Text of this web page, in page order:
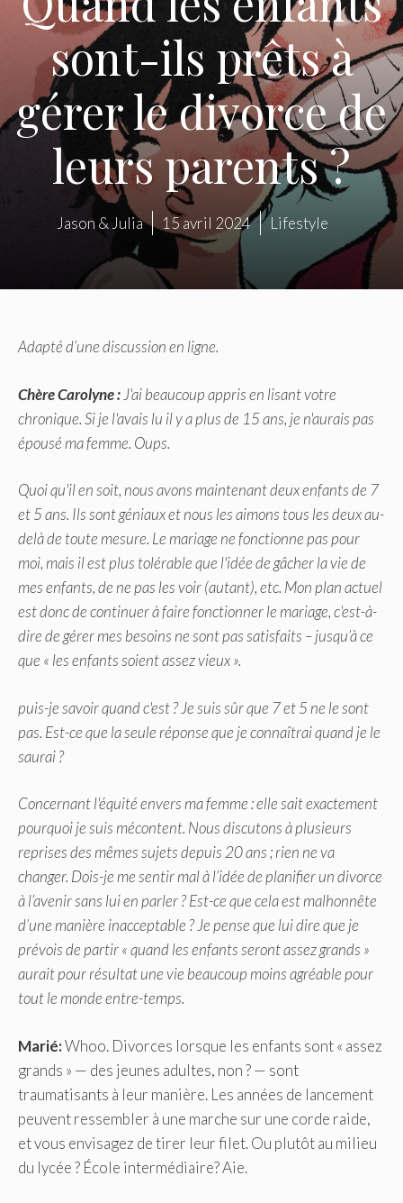
sont-ils prêts à
gérer le divorce de
leurs parents ?
Jason & Julia 15 avril 2024 Lifestyle
Adapté d’une discussion en ligne.
Chère Carolyne : J'ai beaucoup appris en lisant votre
chronique. Si je l'avais lu il y a plus de 15 ans, je n'aurais pas
épousé ma femme. Oups.
Quoi qu'il en soit, nous avons maintenant deux enfants de 7
et 5 ans. Ils sont géniaux et nous les aimons tous les deux au-
delà de toute mesure. Le mariage ne fonctionne pas pour
moi, mais il est plus tolérable que l'idée de gâcher la vie de
mes enfants, de ne pas les voir (autant), etc. Mon plan actuel
est donc de continuer à faire fonctionner le mariage, c'est-à-
dire de gérer mes besoins ne sont pas satisfaits – jusqu’à ce
que « les enfants soient assez vieux ».
puis-je savoir quand c'est ? Je suis sûr que 7 et 5 ne le sont
pas. Est-ce que la seule réponse que je connaîtrai quand je le
saurai ?
Concernant l'équité envers ma femme : elle sait exactement
pourquoi je suis mécontent. Nous discutons à plusieurs
reprises des mêmes sujets depuis 20 ans ; rien ne va
changer. Dois-je me sentir mal à l’idée de planifier un divorce
à l’avenir sans lui en parler ? Est-ce que cela est malhonnête
d’une manière inacceptable ? Je pense que lui dire que je
prévois de partir « quand les enfants seront assez grands »
aurait pour résultat une vie beaucoup moins agréable pour
tout le monde entre-temps.
Marié:Whoo. Divorces lorsque les enfants sont « assez
grands » — des jeunes adultes, non ? — sont
traumatisants à leur manière. Les années de lancement
peuvent ressembler à une marche sur une corde raide,
et vous envisagez de tirer leur filet. Ou plutôt au milieu
du lycée ? École intermédiaire? Aie.